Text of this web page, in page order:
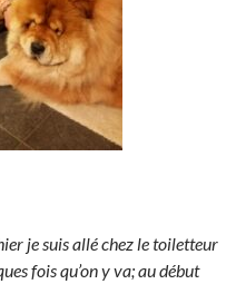
je suis allé chez le toiletteur
fois qu’on y va; au début